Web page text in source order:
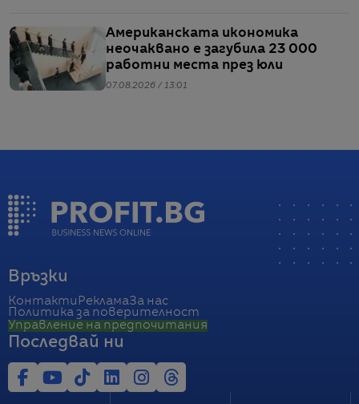
Американската икономика
неочаквано е загубила 23 000
работни места през юли
07.08.2026 / 13:01
Връзки
Контакти РекламаЗа нас
Политика за поверителност
Управление на предпочитания
Последвай ни